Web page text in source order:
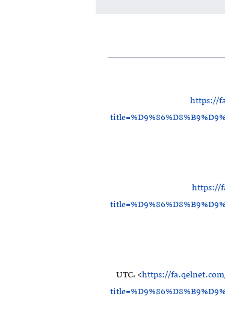
https://
https://
https://